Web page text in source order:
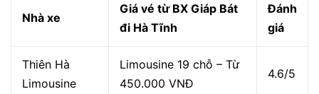
Nhà xe
Giá vé từ BX Giáp Bát
đi Hà Tĩnh
Đánh
giá
Thiên Hà
Limousine
Limousine 19 chỗ – Từ
450.000 VNĐ
4.6/5